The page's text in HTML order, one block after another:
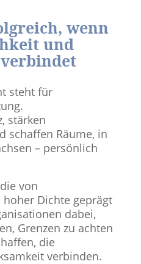
wenn
und
steht für
stärken
schaffen Räume, in
– persönlich
von
Dichte geprägt
dabei,
Grenzen zu achten
die
verbinden.